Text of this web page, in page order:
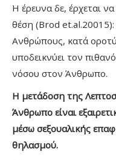
Η έρευνα δε, έρχεται
θέση (Brod
Ανθρώπους, κατά
υποδεικνύει τον
νόσου στον Άνθρωπο.
Η μετάδοση της
Άνθρωπο είναι
μέσω σεξουαλικής
θηλασμού.